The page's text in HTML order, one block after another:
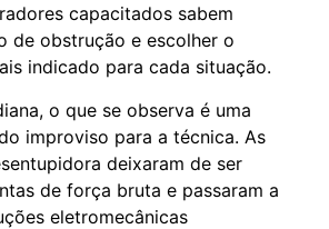
capacitados sabem
de obstrução e escolher o
indicado para cada situação.
o que se observa é uma
improviso para a técnica. As
deixaram de ser
de força bruta e passaram a
eletromecânicas